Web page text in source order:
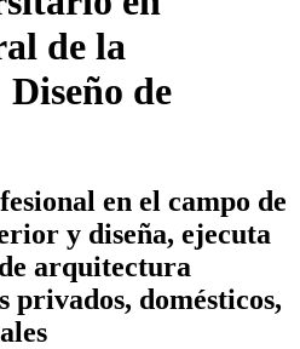
de la
de
en el campo de
y diseña, ejecuta
arquitectura
privados, domésticos,